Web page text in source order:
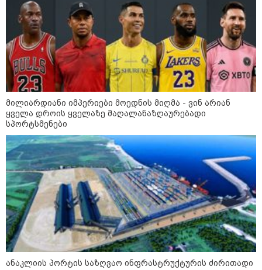
ცნობილია, თუ სად შეძლებენ
მშობლები სასურველი ზომისა
და მოდელის სასკოლო
ფორმების შეძენას
22:11 / 09-08-2026
წალენჯიხაში, მდინარეში
მამაკაცმა ახალგაზრდა დედა-
შვილის გადარჩენა შეძლო,
თუმცა თავად ძლიერი
მოახერხა და წყალმა გაიტაცა
21:52 / 09-08-2026
ვინ არიან ყველა დროის
ყველაზე მაღალანაზღაურებადი
სპორტსმენები
კატეგორიის ყველა სიახლე
მილიარდიანი იმპერიები მოედნის მიღმა - ვინ არიან
ყველა დროის ყველაზე მაღალანაზღაურებადი
სპორტსმენები
ანაკლიის პორტის საზღვაო ინფრასტრუქტურის ძირითადი